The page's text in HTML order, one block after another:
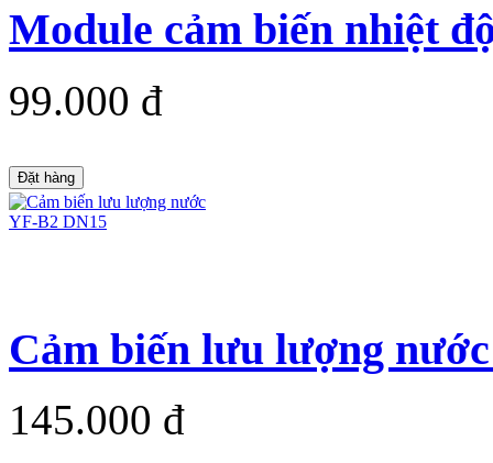
Module cảm biến nhiệt
99.000 đ
Đặt hàng
Cảm biến lưu lượng
145.000 đ